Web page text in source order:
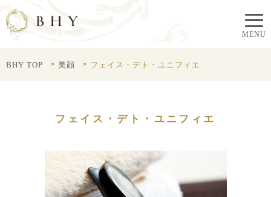
BHY TOP 美顔 フェイス・デト・ユニフィエ
フェイス・デト・ユニフィエ